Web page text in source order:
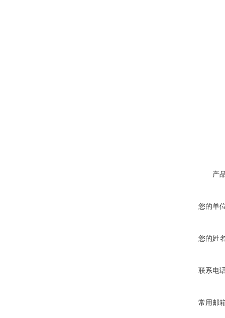
产
您的单
您的姓
联系电
常用邮